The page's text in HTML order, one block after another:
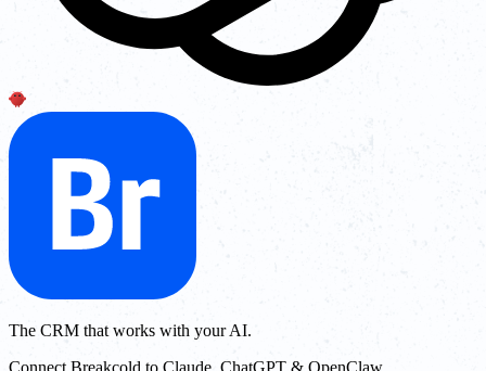
The CRM that works with your AI.